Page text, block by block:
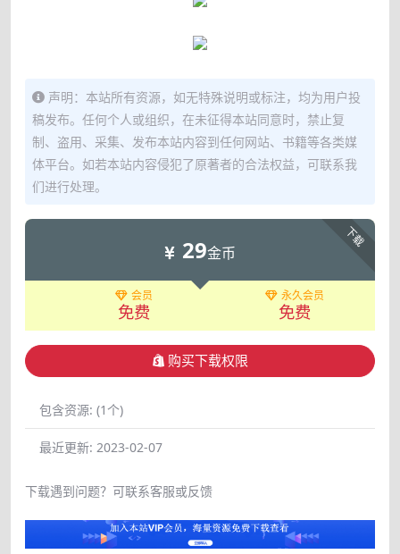
声明：本站所有资源，如无特殊说明或标注，均为用户投
稿发布。任何个人或组织，在未征得本站同意时，禁止复
制、盗用、采集、发布本站内容到任何网站、书籍等各类媒
体平台。如若本站内容侵犯了原著者的合法权益，可联系我
们进行处理。
下载
29金币
会员
免费
永久会员
免费
购买下载权限
包含资源: (1个)
最近更新: 2023-02-07
下载遇到问题？可联系客服或反馈